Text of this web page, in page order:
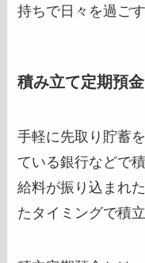
持ちで日々を過ご
積み立て定期預金
手軽に先取り貯蓄
ている銀行などで
給料が振り込まれ
たタイミングで積